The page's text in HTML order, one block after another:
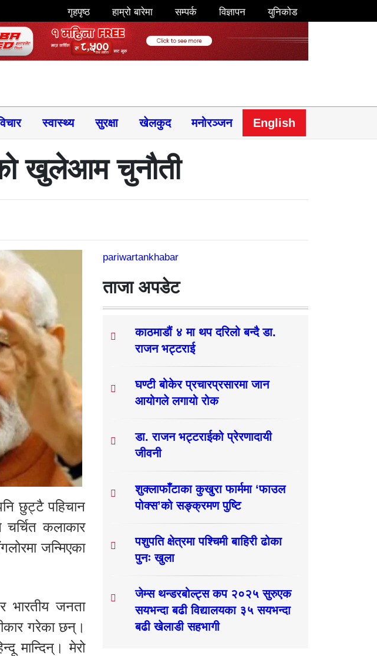
गृहपृष्ठ हाम्रो बारेमा सम्पर्क विज्ञापन युनिकोड
स्वास्थ्य सुरक्षा खेलकुद मनोरञ्जन English
खुलेआम चुनौती
छुट्टै पहिचान
कलाकार
जन्मिएका
भारतीय जनता
गरेका छन्।
मान्दिन्। मेरो
pariwartankhabar
ताजा अपडेट
काठमाडौं ४ मा थप दरिलो बन्दै डा.
राजन भट्टराई
घण्टी बोकेर प्रचारप्रसारमा जान
आयोगले लगायो रोक
डा. राजन भट्टराईको प्रेरणादायी
जीवनी
शुक्लाफाँटाका कुखुरा फार्ममा ‘फाउल
पोक्स’को सङ्क्रमण पुष्टि
पशुपति क्षेत्रमा पश्चिमी बाहिरी ढोका
पुनः खुला
जेम्स थन्डरबोल्ट्स कप २०२५ सुरुएक
सयभन्दा बढी विद्यालयका ३५ सयभन्दा
बढी खेलाडी सहभागी